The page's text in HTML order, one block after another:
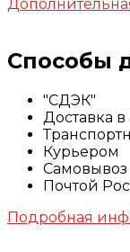
Способы
"СДЭК"
Доставка в
Курьером
Самовывоз
Почтой
Подробная